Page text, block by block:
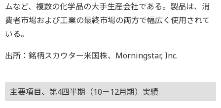
ムなど、複数の化学品の大手生産会社である。製品は、消
費者市場および工業の最終市場の両方で幅広く使用されて
いる。
出所：銘柄スカウター米国株、Morningstar, Inc.
主要項目、第4四半期（10－12月期）実績